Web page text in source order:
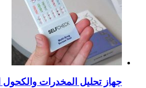
جهاز تحليل المخدرات والكحول